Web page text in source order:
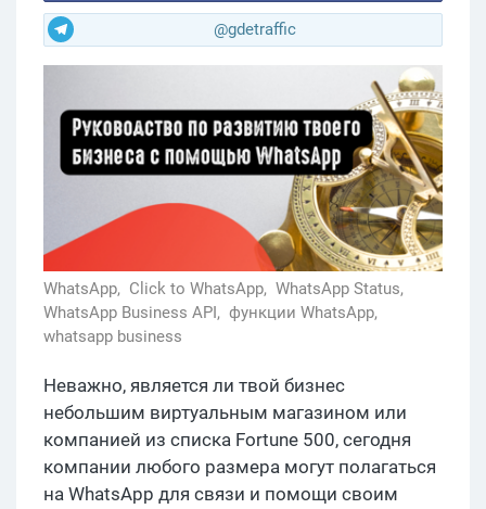
@gdetraffic
WhatsApp, Click to WhatsApp, WhatsApp Status,
WhatsApp Business API, функции WhatsApp,
whatsapp business
Неважно, является ли твой бизнес
небольшим виртуальным магазином или
компанией из списка Fortune 500, сегодня
компании любого размера могут полагаться
на WhatsApp для связи и помощи своим